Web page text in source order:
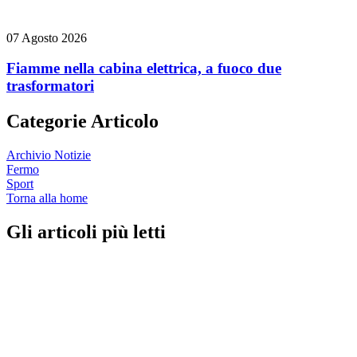
07 Agosto 2026
Fiamme nella cabina elettrica, a fuoco due
trasformatori
Categorie Articolo
Archivio Notizie
Fermo
Sport
Torna alla home
Gli articoli più letti